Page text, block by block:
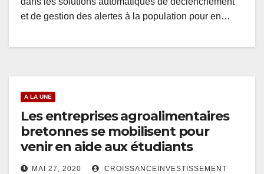
et de gestion des alertes à la population pour en…
A LA UNE
Les entreprises agroalimentaires
bretonnes se mobilisent pour
venir en aide aux étudiants
MAI 27, 2020 CROISSANCEINVESTISSEMENT